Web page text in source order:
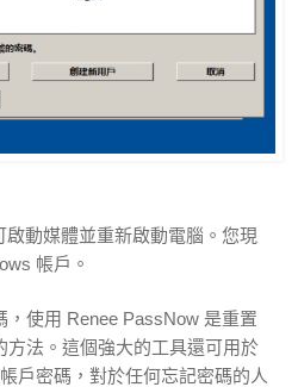
動媒體並重新啟動電腦。您現
帳戶。
使用 Renee PassNow 是重置
方法。這個強大的工具還可用於
戶密碼，對於任何忘記密碼的人